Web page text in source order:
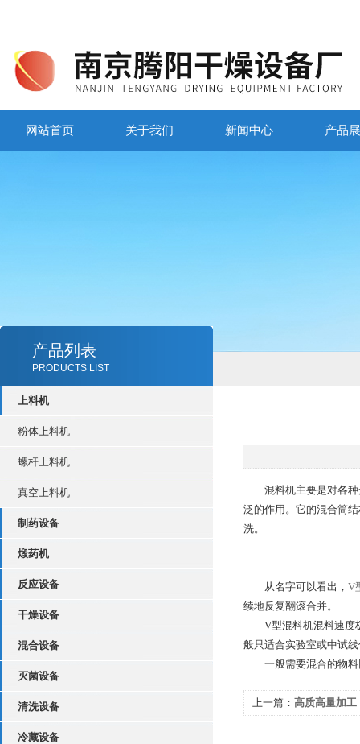
网站首页 关于我们 新闻中心 产品
产品列表
PRODUCTS LIST
上料机
粉体上料机
螺杆上料机
真空上料机
制药设备
煅药机
反应设备
干燥设备
混合设备
灭菌设备
清洗设备
冷藏设备
混料机主要是对各种
泛的作用。它的混合筒
洗。
从名字可以看出， V
续地反复翻滚合并。
V型混料机混料速度极
般只适合实验室或中试
一般需要混合的物料
上一篇： 高质高量加工